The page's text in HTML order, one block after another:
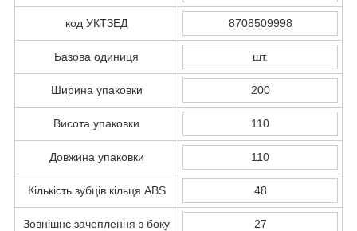
код УКТЗЕД 8708509998
Базова одиниця шт.
Ширина упаковки 200
Висота упаковки 110
Довжина упаковки 110
Кількість зубців кільця ABS 48
Зовнішнє зачеплення з боку
27